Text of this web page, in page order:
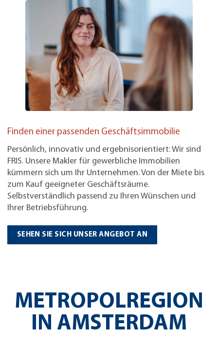
Finden einer passenden Geschäftsimmobilie
Persönlich, innovativ und ergebnisorientiert: Wir sind
FRIS. Unsere Makler für gewerbliche Immobilien
kümmern sich um Ihr Unternehmen. Von der Miete bis
zum Kauf geeigneter Geschäftsräume.
Selbstverständlich passend zu Ihren Wünschen und
Ihrer Betriebsführung.
SEHEN SIE SICH UNSER ANGEBOT AN
METROPOLREGION
IN AMSTERDAM